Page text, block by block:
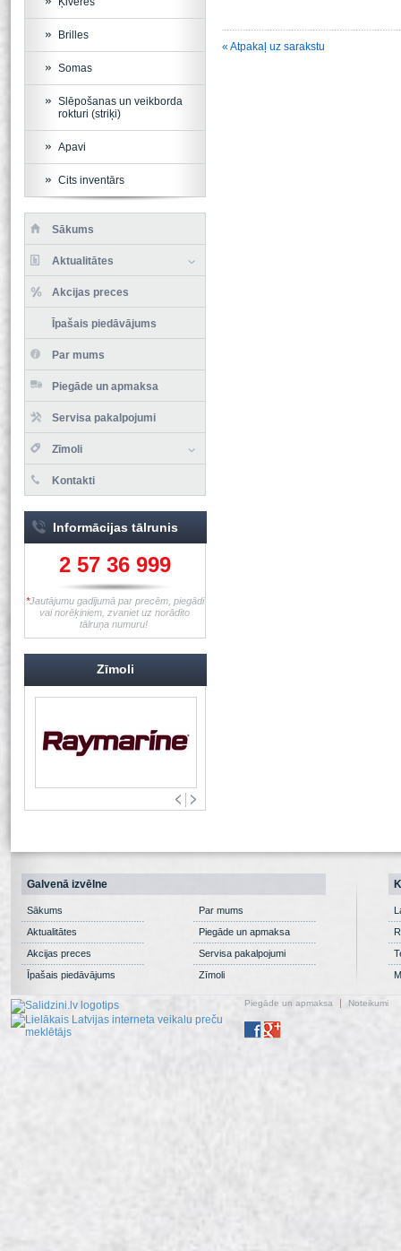
« Atpakaļ uz sarakstu
Brilles
Somas
Slēpošanas un veikborda
rokturi (striķi)
Apavi
Cits inventārs
Sākums
Aktualitātes
Akcijas preces
Īpašais piedāvājums
Par mums
Piegāde un apmaksa
Servisa pakalpojumi
Zīmoli
Kontakti
Informācijas tālrunis
2 57 36 999
*Jautājumu gadījumā par precēm, piegādi
vai norēķiniem, zvaniet uz norādīto
tālruņa numuru!
Zīmoli
Galvenā izvēlne
Sākums
Aktualitātes
Akcijas preces
Īpašais piedāvājums
Par mums
Piegāde un apmaksa
Servisa pakalpojumi
Zīmoli
Piegāde un apmaksa Noteikumi